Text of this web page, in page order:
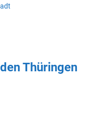
Thüringen